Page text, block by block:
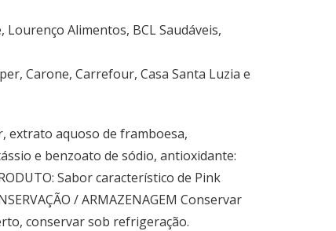
Alimentos, BCL Saudáveis,
Carone, Carrefour, Casa Santa Luzia e
extrato aquoso de framboesa,
e benzoato de sódio, antioxidante:
Sabor característico de Pink
/ ARMAZENAGEM Conservar
conservar sob refrigeração.